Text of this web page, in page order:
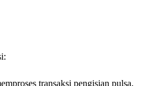
transaksi pengisian pulsa,